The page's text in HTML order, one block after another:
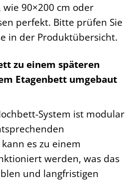
wie 90×200 cm oder
perfekt. Bitte prüfen Sie
in der Produktübersicht.
zu einem späteren
Etagenbett umgebaut
System ist modular
es zu einem
werden, was das
und langfristigen